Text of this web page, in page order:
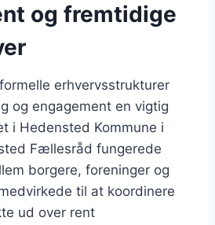
og fremtidige
erhvervsstrukturer
og engagement en vigtig
i Hedensted Kommune i
Fællesråd fungerede
borgere, foreninger og
til at koordinere
ud over rent